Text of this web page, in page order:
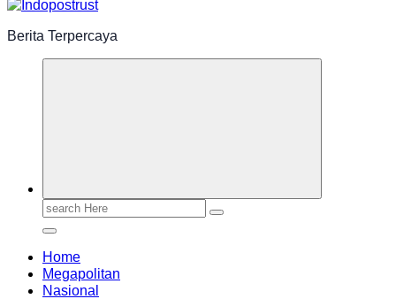
Berita Terpercaya
Search
Home
Megapolitan
Nasional